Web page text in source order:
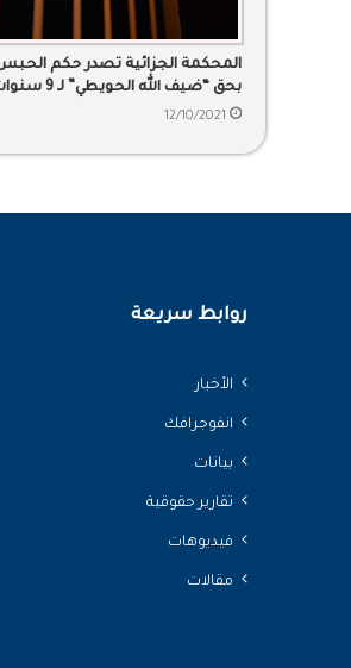
المحكمة الجزائية تصدر حكم
بحق “ضيف الله الحويطي” لـ 9 سنوات
12/10/2021
روابط سريعة
الأخبار
انفوجرافك
بيانات
تقارير حقوقية
فيديوهات
مقالات